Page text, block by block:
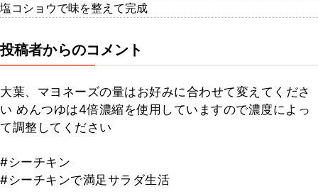
塩コショウで味を整えて完成
投稿者からのコメント
大葉、マヨネーズの量はお好みに合わせて変えてくださ
い めんつゆは4倍濃縮を使用していますので濃度によっ
て調整してください
#シーチキン
#シーチキンで満足サラダ生活